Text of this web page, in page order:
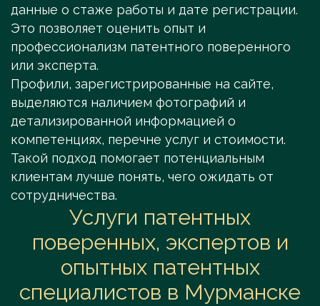
данные о стаже работы и дате регистрации.
Это позволяет оценить опыт и
профессионализм патентного поверенного
или эксперта.
Профили, зарегистрированные на сайте,
выделяются наличием фотографий и
детализированной информацией о
компетенциях, перечне услуг и стоимости.
Такой подход помогает потенциальным
клиентам лучше понять, чего ожидать от
сотрудничества.
Услуги патентных
поверенных, экспертов и
опытных патентных
специалистов в Мурманске